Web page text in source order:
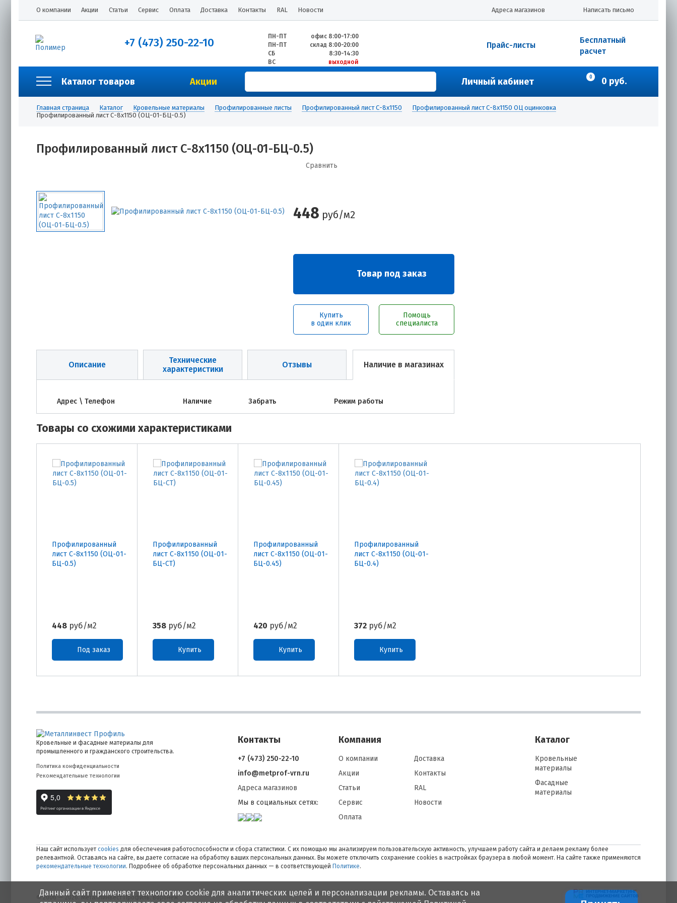
О компании Акции Статьи Сервис Оплата Доставка Контакты RAL Новости Написать письмо
Адреса магазинов
+7 (473) 250-22-10 ПН-ПТ
офис 8:00-17:00
ПН-ПТ
склад 8:00-20:00
СБ
8:30-14:30
ВС
выходной
Бесплатный
расчет
Прайс-листы
Каталог товаров Акции Личный кабинет 0 0 руб.
Главная страница Каталог Кровельные материалы Профилированные листы Профилированный лист С-8х1150
Профилированный лист С-8х1150 ОЦ оцинковка
Профилированный лист С-8х1150 (ОЦ-01-БЦ-0.5)
Профилированный лист С-8х1150 (ОЦ-01-БЦ-0.5)
Сравнить
448 руб/м2
Товар под заказ
Купить
в один клик
Помощь
специалиста
Описание
Технические
характеристики
Отзывы Наличие в магазинах
Адрес \ Телефон Наличие Забрать Режим работы
Товары со схожими характеристиками
Профилированный
лист С-8х1150 (ОЦ-01-
БЦ-0.5)
448 руб/м2
Под заказ
Профилированный
лист С-8х1150 (ОЦ-01-
БЦ-СТ)
358 руб/м2
Купить
Профилированный
лист С-8х1150 (ОЦ-01-
БЦ-0.45)
420 руб/м2
Купить
Профилированный
лист С-8х1150 (ОЦ-01-
БЦ-0.4)
372 руб/м2
Купить
Кровельные и фасадные материалы для
промышленного и гражданского строительства.
Политика конфиденциальности
Рекомендательные технологии
Контакты
+7 (473) 250-22-10
info@metprof-vrn.ru
Адреса магазинов
Мы в социальных сетях:
Компания
О компании
Акции
Статьи
Сервис
Оплата
Доставка
Контакты
RAL
Новости
Каталог
Кровельные
материалы
Фасадные
материалы
Наш сайт использует cookies для обеспечения работоспособности и сбора статистики. С их помощью мы анализируем пользовательскую активность, улучшаем работу сайта и делаем рекламу более
релевантной. Оставаясь на сайте, вы даете согласие на обработку ваших персональных данных. Вы можете отключить сохранение cookies в настройках браузера в любой момент. На сайте также применяются
рекомендательные технологии. Подробнее об обработке персональных данных — в соответствующей Политике.
© 2006 — 2026. Металлинвест Профиль. Воронеж
Данный сайт применяет технологию cookie для аналитических целей и персонализации рекламы. Оставаясь на